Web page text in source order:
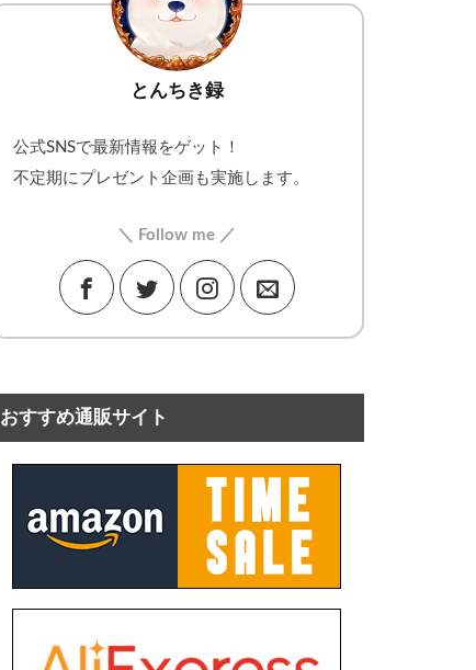
とんちき録
公式SNSで最新情報をゲット！
不定期にプレゼント企画も実施します。
＼ Follow me ／
おすすめ通販サイト